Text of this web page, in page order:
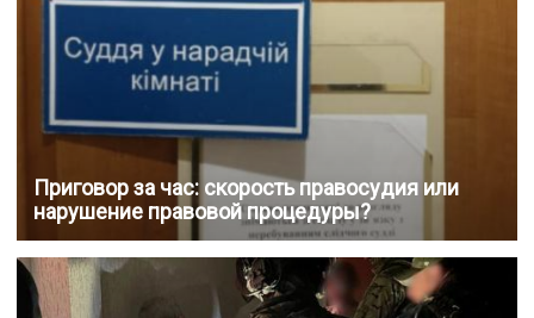
Приговор за час: скорость правосудия или
нарушение правовой процедуры?